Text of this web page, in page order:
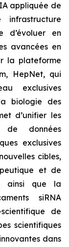
appliquée de
infrastructure
d’évoluer en
avancées en
la plateforme
HepNet, qui
exclusives
biologie des
d’unifier les
de données
exclusives
cibles,
et de
ainsi que la
siRNA
de
scientifiques
dans